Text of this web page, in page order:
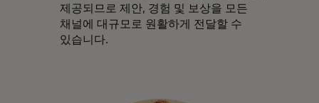
제공되므로 제안, 경험 및 보상을 모든
채널에 대규모로 원활하게 전달할 수
있습니다.